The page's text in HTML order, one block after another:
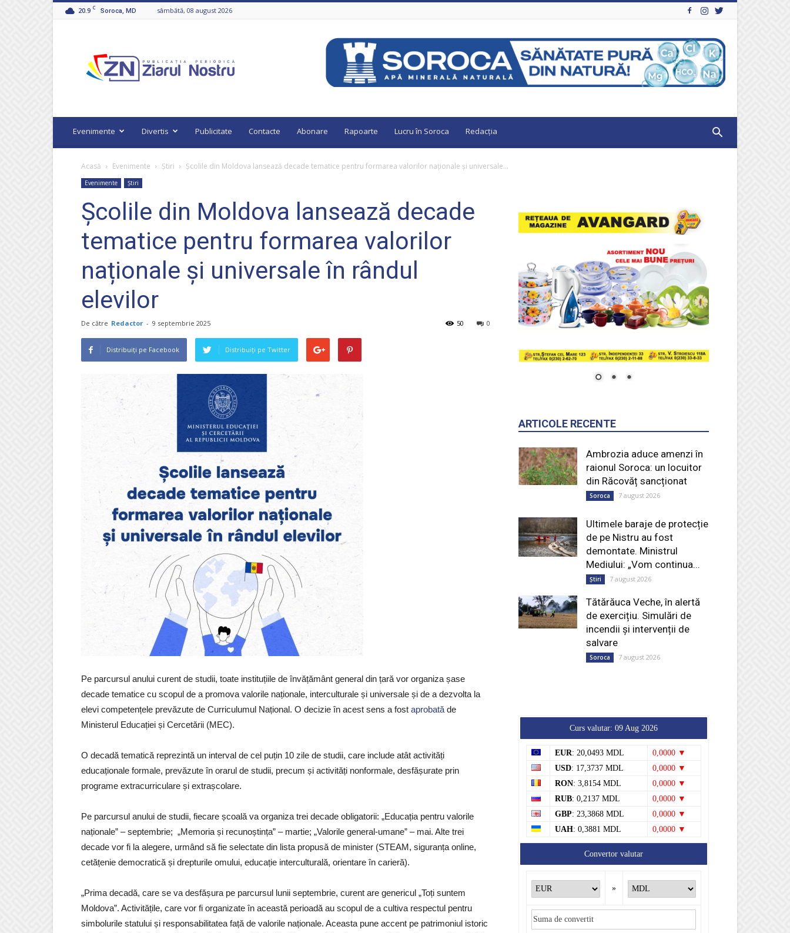
20.9 C Soroca, MD sâmbătă, 08 august 2026
Nostru
Evenimente Divertis Publicitate Contacte Abonare Rapoarte Lucru în Soroca Redacția
Acasă Evenimente Știri Școlile din Moldova lansează decade tematice pentru formarea valorilor naționale și universale...
Evenimente Știri
Școlile din Moldova lansează decade
tematice pentru formarea valorilor
naționale și universale în rândul
elevilor
De către Redactor - 9 septembrie 2025 0
50
Distribuiți pe Facebook Distribuiți pe Twitter
Pe parcursul anului curent de studii, toate instituțiile de învățământ general din țară vor organiza șase
decade tematice cu scopul de a promova valorile naționale, interculturale și universale și de a dezvolta la
elevi competențele prevăzute de Curriculumul Național. O decizie în acest sens a fost aprobată de
Ministerul Educației și Cercetării (MEC).
O decadă tematică reprezintă un interval de cel puțin 10 zile de studii, care include atât activități
educaționale formale, prevăzute în orarul de studii, precum și activități nonformale, desfășurate prin
programe extracurriculare și extrașcolare.
Pe parcursul anului de studii, fiecare școală va organiza trei decade obligatorii: „Educația pentru valorile
naționale” – septembrie; „Memoria și recunoștința” – martie; „Valorile general-umane” – mai. Alte trei
decade vor fi la alegere, urmând să fie selectate din lista propusă de minister (STEAM, siguranța online,
cetățenie democratică și drepturile omului, educație interculturală, orientare în carieră).
„Prima decadă, care se va desfășura pe parcursul lunii septembrie, curent are genericul „Toți suntem
Moldova”. Activitățile, care vor fi organizate în această perioadă au scopul de a cultiva respectul pentru
simbolurile statului și responsabilitatea față de valorile naționale. Aceasta pune accent pe patrimoniul istoric
ARTICOLE RECENTE
Ambrozia aduce amenzi în
raionul Soroca: un locuitor
din Răcovăț sancționat
Soroca 7 august 2026
Ultimele baraje de protecție
de pe Nistru au fost
demontate. Ministrul
Mediului: „Vom continua...
Știri 7 august 2026
Tătărăuca Veche, în alertă
de exercițiu. Simulări de
incendii și intervenții de
salvare
Soroca 7 august 2026
Curs valutar: 09 Aug 2026
EUR: 20,0493 MDL
0,0000 ▼
USD: 17,3737 MDL
0,0000 ▼
RON: 3,8154 MDL
0,0000 ▼
RUB: 0,2137 MDL
0,0000 ▼
GBP: 23,3868 MDL
0,0000 ▼
UAH: 0,3881 MDL 0,0000 ▼
Convertor valutar
»